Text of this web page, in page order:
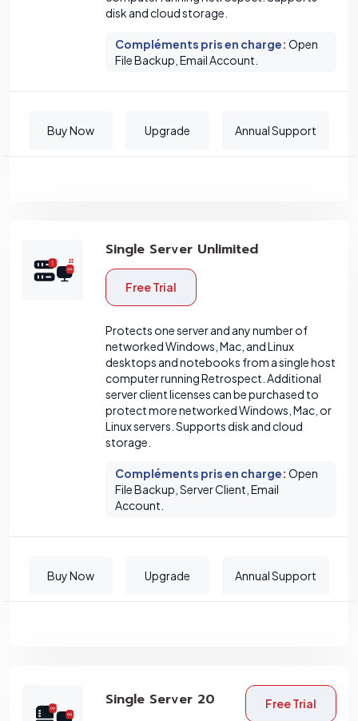
disk and cloud storage.
Compléments pris en charge: Open
File Backup, Email Account.
Buy Now Upgrade Annual Support
Single Server Unlimited
Free Trial
Protects one server and any number of
networked Windows, Mac, and Linux
desktops and notebooks from a single host
computer running Retrospect. Additional
server client licenses can be purchased to
protect more networked Windows, Mac, or
Linux servers. Supports disk and cloud
storage.
Compléments pris en charge: Open
File Backup, Server Client, Email
Account.
Buy Now Upgrade Annual Support
Single Server 20 Free Trial